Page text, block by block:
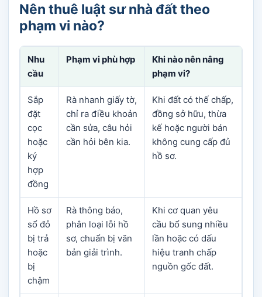
Nên thuê luật sư nhà đất theo
phạm vi nào?
Nhu
cầu
Phạm vi phù hợp
Khi nào nên nâng
phạm vi?
Sắp
đặt
cọc
hoặc
ký
hợp
đồng
Rà nhanh giấy tờ,
chỉ ra điều khoản
cần sửa, câu hỏi
cần hỏi bên kia.
Khi đất có thế chấp,
đồng sở hữu, thừa
kế hoặc người bán
không cung cấp đủ
hồ sơ.
Hồ sơ
sổ đỏ
bị trả
hoặc
bị
chậm
Rà thông báo,
phân loại lỗi hồ
sơ, chuẩn bị văn
bản giải trình.
Khi cơ quan yêu
cầu bổ sung nhiều
lần hoặc có dấu
hiệu tranh chấp
nguồn gốc đất.